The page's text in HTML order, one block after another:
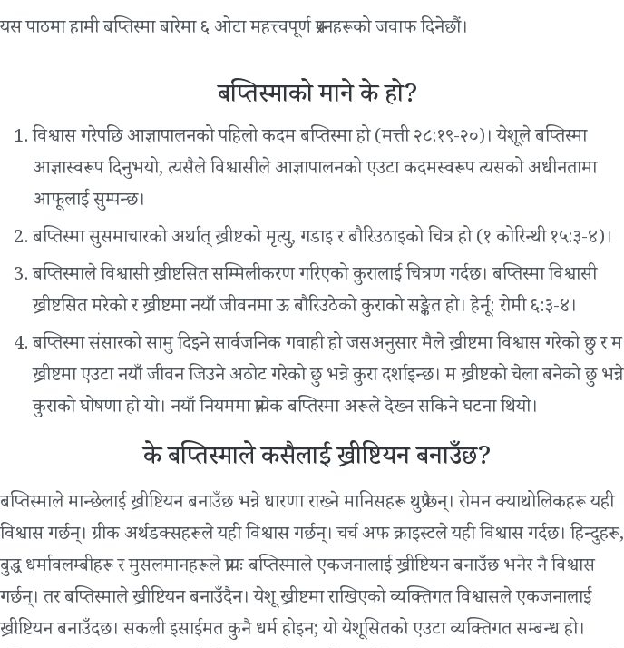
यस पाठमा हामी बप्तिस्मा बारेमा ६ ओटा महत्त्वपूर्ण प्रश्‍नहरूको जवाफ दिनेछौं।
बप्तिस्माको माने के हो?
विश्वास गरेपछि आज्ञापालनको पहिलो कदम बप्तिस्मा हो (मत्ती २८:१९-२०)। येशूले बप्तिस्मा
आज्ञास्वरूप दिनुभयो, त्यसैले विश्वासीले आज्ञापालनको एउटा कदमस्वरूप त्यसको अधीनतामा
आफूलाई सुम्पन्छ।
बप्तिस्मा सुसमाचारको अर्थात् ख्रीष्टको मृत्यु, गडाइ र बौरिउठाइको चित्र हो (१ कोरिन्थी १५:३-४)।
बप्तिस्माले विश्वासी ख्रीष्टसित सम्मिलीकरण गरिएको कुरालाई चित्रण गर्दछ। बप्तिस्मा विश्वासी
ख्रीष्टसित मरेको र ख्रीष्टमा नयाँ जीवनमा ऊ बौरिउठेको कुराको सङ्केत हो। हेर्नू: रोमी ६:३-४।
बप्तिस्मा संसारको सामु दिइने सार्वजनिक गवाही हो जसअनुसार मैले ख्रीष्टमा विश्वास गरेको छु र म
ख्रीष्टमा एउटा नयाँ जीवन जिउने अठोट गरेको छु भन्ने कुरा दर्शाइन्छ। म ख्रीष्टको चेला बनेको छु भन्ने
कुराको घोषणा हो यो। नयाँ नियममा प्रत्येक बप्तिस्मा अरूले देख्‍न सकिने घटना थियो।
के बप्तिस्माले कसैलाई ख्रीष्टियन बनाउँछ?
बप्तिस्माले मान्छेलाई ख्रीष्टियन बनाउँछ भन्ने धारणा राख्‍ने मानिसहरू थुप्रै छन्। रोमन क्याथोलिकहरू यही
विश्वास गर्छन्। ग्रीक अर्थडक्सहरूले यही विश्वास गर्छन्। चर्च अफ क्राइस्टले यही विश्वास गर्दछ। हिन्दुहरू,
बुद्ध धर्मावलम्बीहरू र मुसलमानहरूले प्रायः बप्तिस्माले एकजनालाई ख्रीष्टियन बनाउँछ भनेर नै विश्वास
गर्छन्। तर बप्तिस्माले ख्रीष्टियन बनाउँदैन। येशू ख्रीष्टमा राखिएको व्यक्तिगत विश्वासले एकजनालाई
ख्रीष्टियन बनाउँदछ। सकली इसाईमत कुनै धर्म होइन; यो येशूसितको एउटा व्यक्तिगत सम्बन्ध हो।